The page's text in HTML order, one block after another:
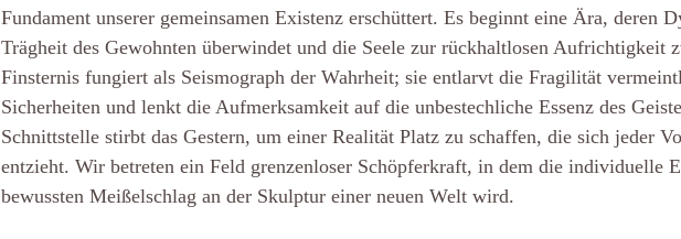
Fundament unserer gemeinsamen Existenz erschüttert. Es beginnt eine Ära, deren
Trägheit des Gewohnten überwindet und die Seele zur rückhaltlosen Aufrichtigkeit
Finsternis fungiert als Seismograph der Wahrheit; sie entlarvt die Fragilität
Sicherheiten und lenkt die Aufmerksamkeit auf die unbestechliche Essenz des
Schnittstelle stirbt das Gestern, um einer Realität Platz zu schaffen, die sich jeder
entzieht. Wir betreten ein Feld grenzenloser Schöpferkraft, in dem die individuelle
bewussten Meißelschlag an der Skulptur einer neuen Welt wird.